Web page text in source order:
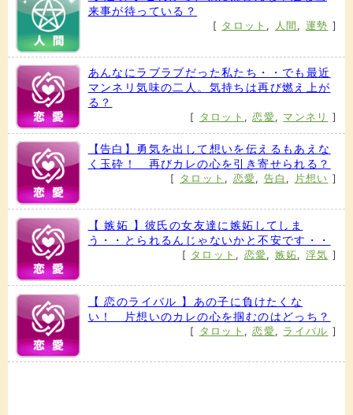
来事が待っている？
[ タロット , 人間 , 運勢 ]
あんなにラブラブだった私たち・・でも最近
マンネリ気味の二人。気持ちは再び燃え上が
る？
[ タロット ,恋愛, マンネリ ]
【告白】勇気を出して想いを伝えるもあえな
く玉砕！ 再びカレの心を引き寄せられる？
[ タロット , 恋愛, 告白 , 片想い ]
【 嫉妬 】彼氏の女友達に嫉妬してしま
う・・とられるんじゃないかと不安です・・
[ タロット , 恋愛, 嫉妬, 浮気 ]
【 恋のライバル 】あの子に負けたくな
い！ 片想いのカレの心を掴むのはどっち？
[ タロット ,恋愛, ライバル ]